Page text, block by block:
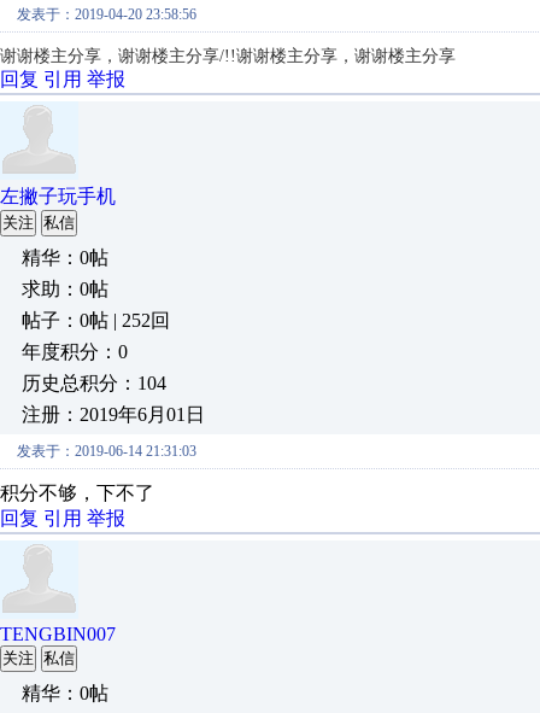
发表于：2019-04-20 23:58:56
谢谢楼主分享， 谢谢楼主分享/!!谢谢楼主分享， 谢谢楼主分享
回复 引用 举报
左撇子玩手机
关注 私信
精华：0帖
求助：0帖
帖子：0帖 | 252回
年度积分：0
历史总积分：104
注册：2019年6月01日
发表于：2019-06-14 21:31:03
积分不够，下不了
回复 引用 举报
TENGBIN007
关注 私信
精华：0帖